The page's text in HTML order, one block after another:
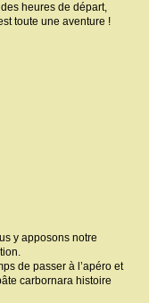
heures de départ,
toute une aventure !
y apposons notre
de passer à l’apéro et
carbornara histoire